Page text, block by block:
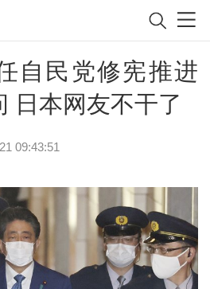
自民党修宪推进
日本网友不干了
09:43:51